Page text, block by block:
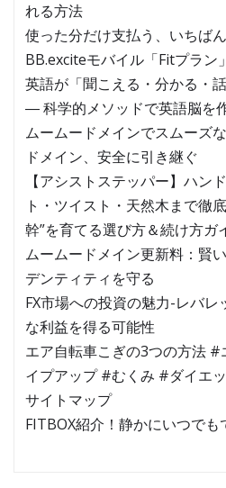
れる方法
使った分だけ支払う、いちばん
BB.exciteモバイル「Fitプラン
英語が「聞こえる・分かる・
― 科学的メソッドで英語脳を
ムームードメインでスムーズ
ドメイン、安全に引き継ぐ
【アシストステッパー】ハン
ト・ツイスト・天然木まで徹
幹”を育てる選び方＆続け方ガ
ムームードメイン更新料：賢
デンティティを守る
FX市場への投資の魅力-レバレ
な利益を得る可能性
エア自転車こぎの3つの方法
イプアップ #むくみ #ダイエ
サイトマップ
FITBOX紹介！静かにいつでも